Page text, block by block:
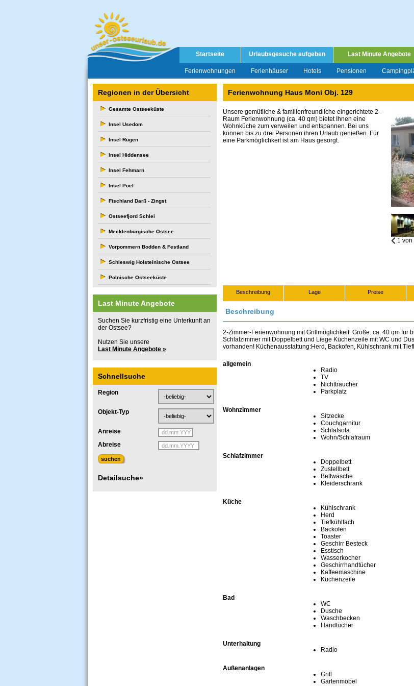
Startseite Urlaubsgesuche aufgeben Last Minute Angebote
Ferienwohnungen Ferienhäuser Hotels Pensionen
Regionen in der Übersicht
Gesamte Ostseeküste
Insel Usedom
Insel Rügen
Insel Hiddensee
Insel Fehmarn
Insel Poel
Fischland Darß - Zingst
Ostseefjord Schlei
Mecklenburgische Ostsee
Vorpommern Bodden & Festland
Schleswig Holsteinische Ostsee
Polnische Ostseeküste
Last Minute Angebote
Suchen Sie kurzfristig eine Unterkunft an
der Ostsee?
Nutzen Sie unsere
Last Minute Angebote »
Schnellsuche
Region
Objekt-Typ
Anreise
Abreise
Detailsuche»
Ferienwohnung Haus Moni Obj. 129
Unsere gemütliche & familienfreundliche eingerichtete 2-
Raum Ferienwohnung (ca. 40 qm) bietet Ihnen eine
Wohnküche zum verweilen und entspannen. Bei uns
können bis zu drei Personen ihren Urlaub genießen. Für
eine Parkmöglichkeit ist am Haus gesorgt.
1 von
Beschreibung Lage Preise
Beschreibung
2-Zimmer-Ferienwohnung mit Grillmöglichkeit. Größe: ca. 40 qm für
Schlafzimmer mit Doppelbettund Liege Küchenzeile mit WC und
vorhanden! Küchenausstattung:Herd, Backofen, Kühlschrank mit
allgemein
Radio
TV
Nichttraucher
Parkplatz
Wohnzimmer
Sitzecke
Couchgarnitur
Schlafsofa
Wohn/Schlafraum
Schlafzimmer
Doppelbett
Zustellbett
Bettwäsche
Kleiderschrank
Küche
Kühlschrank
Herd
Tiefkühlfach
Backofen
Toaster
Geschirr Besteck
Esstisch
Wasserkocher
Geschirrhandtücher
Kaffeemaschine
Küchenzeile
Bad
WC
Dusche
Waschbecken
Handtücher
Unterhaltung
Radio
Außenanlagen
Grill
Gartenmöbel